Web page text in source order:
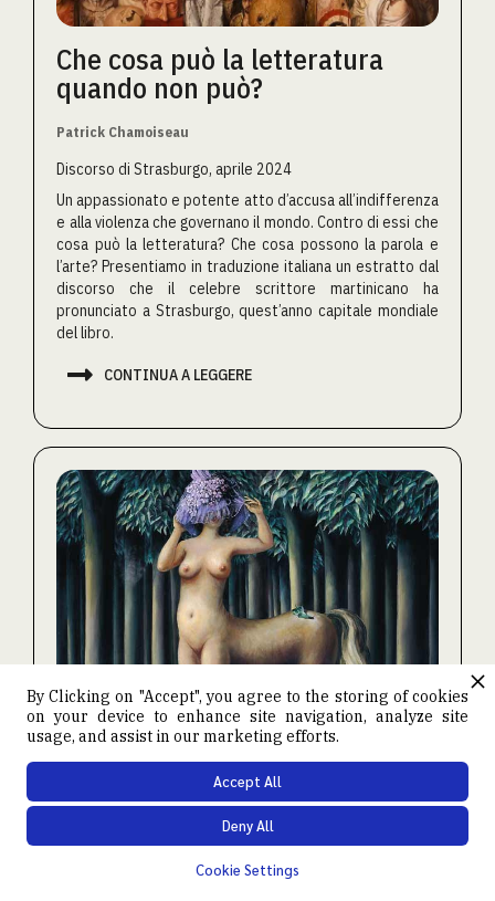
Che cosa può la letteratura
quando non può?
Patrick Chamoiseau
Discorso di Strasburgo, aprile 2024
Un appassionato e potente atto d’accusa all’indifferenza
e alla violenza che governano il mondo. Contro di essi che
cosa può la letteratura? Che cosa possono la parola e
l’arte? Presentiamo in traduzione italiana un estratto dal
discorso che il celebre scrittore martinicano ha
pronunciato a Strasburgo, quest’anno capitale mondiale
del libro.
 CONTINUA A LEGGERE
Pier Paolo Pasolini: una lettura
della nostalgia
By Clicking on "Accept", you agree to the storing of cookies
on your device to enhance site navigation, analyze site
usage, and assist in our marketing efforts.
Cookie Settings
Deny All
Accept All